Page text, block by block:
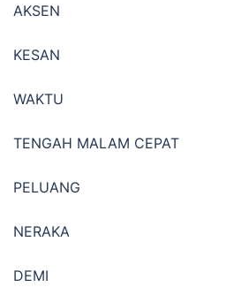
AKSEN
KESAN
WAKTU
TENGAH MALAM CEPAT
PELUANG
NERAKA
DEMI